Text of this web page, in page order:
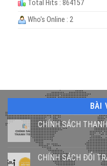
Total Hits : 864157
Who's Online : 2
BÀI
CHÍNH SÁCH
CHÍNH SÁCH ĐỔI